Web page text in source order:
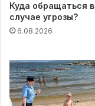
Куда обращаться в
случае угрозы?
6.08.2026